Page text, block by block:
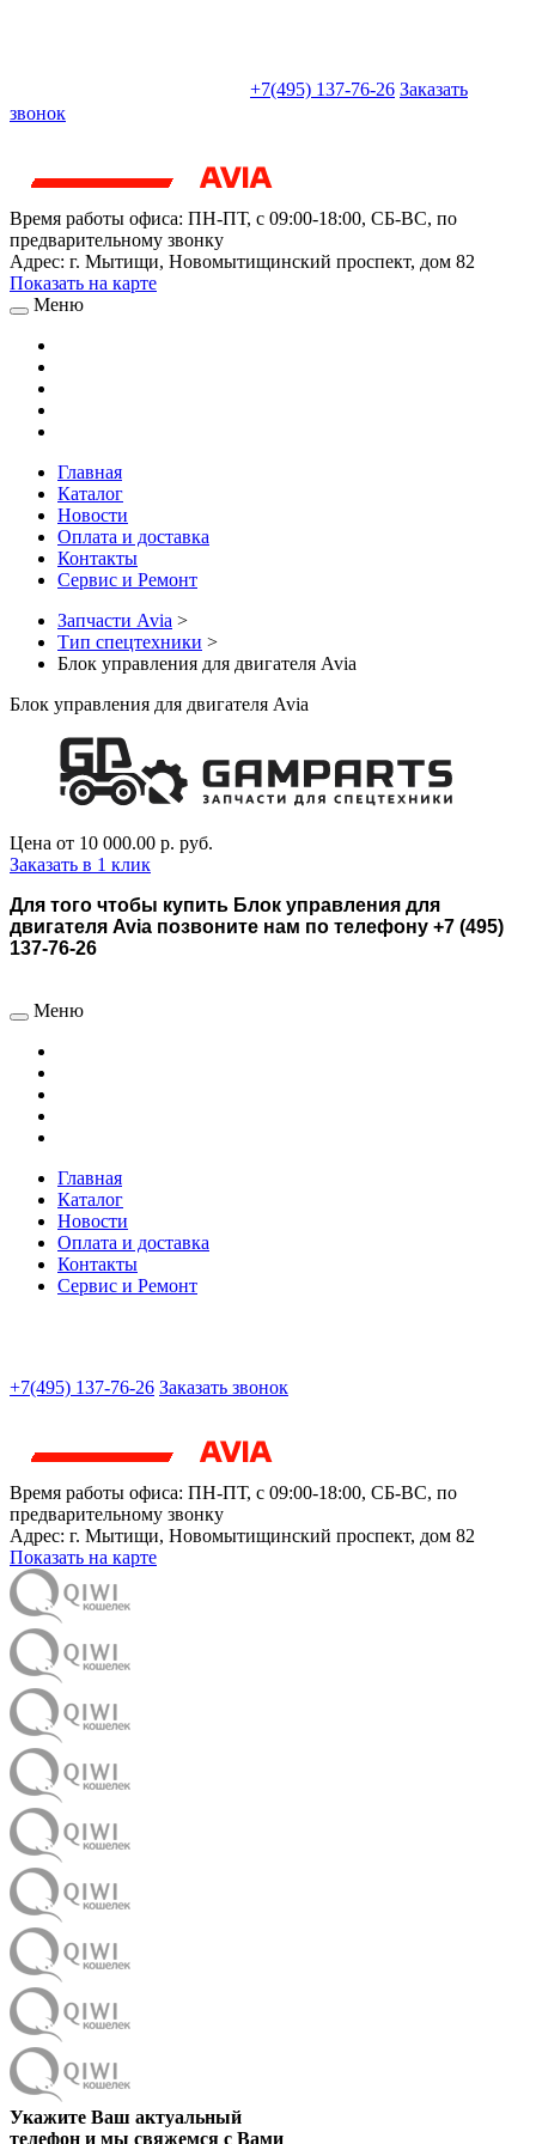
+7(495) 137-76-26 Заказать
звонок
Время работы офиса: ПН-ПТ, с 09:00-18:00, СБ-ВС, по
предварительному звонку
Адрес: г. Мытищи, Новомытищинский проспект, дом 82
Показать на карте
Меню
Главная
Каталог
Новости
Оплата и доставка
Контакты
Сервис и Ремонт
Запчасти Avia >
Тип спецтехники >
Блок управления для двигателя Avia
Блок управления для двигателя Avia
Цена от 10 000.00 р. руб.
Заказать в 1 клик
Для того чтобы купить Блок управления для
двигателя Avia позвоните нам по телефону +7 (495)
137-76-26
Меню
Главная
Каталог
Новости
Оплата и доставка
Контакты
Сервис и Ремонт
+7(495) 137-76-26 Заказать звонок
Время работы офиса: ПН-ПТ, с 09:00-18:00, СБ-ВС, по
предварительному звонку
Адрес: г. Мытищи, Новомытищинский проспект, дом 82
Показать на карте
Укажите Ваш актуальный
телефон и мы свяжемся с Вами